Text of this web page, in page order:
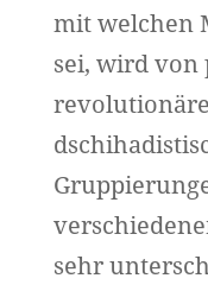
mit welchen
sei, wird von
sehr